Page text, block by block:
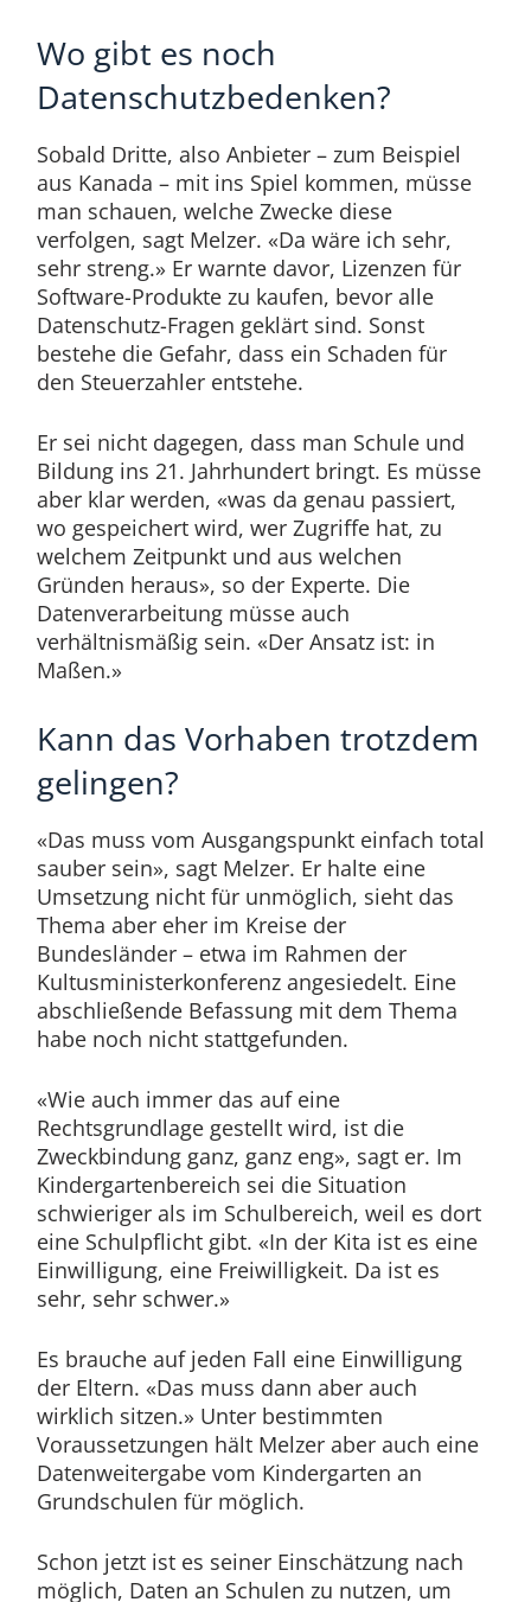
Wo gibt es noch
Datenschutzbedenken?
Sobald Dritte, also Anbieter – zum Beispiel
aus Kanada – mit ins Spiel kommen, müsse
man schauen, welche Zwecke diese
verfolgen, sagt Melzer. «Da wäre ich sehr,
sehr streng.» Er warnte davor, Lizenzen für
Software-Produkte zu kaufen, bevor alle
Datenschutz-Fragen geklärt sind. Sonst
bestehe die Gefahr, dass ein Schaden für
den Steuerzahler entstehe.
Er sei nicht dagegen, dass man Schule und
Bildung ins 21. Jahrhundert bringt. Es müsse
aber klar werden, «was da genau passiert,
wo gespeichert wird, wer Zugriffe hat, zu
welchem Zeitpunkt und aus welchen
Gründen heraus», so der Experte. Die
Datenverarbeitung müsse auch
verhältnismäßig sein. «Der Ansatz ist: in
Maßen.»
Kann das Vorhaben trotzdem
gelingen?
«Das muss vom Ausgangspunkt einfach total
sauber sein», sagt Melzer. Er halte eine
Umsetzung nicht für unmöglich, sieht das
Thema aber eher im Kreise der
Bundesländer – etwa im Rahmen der
Kultusministerkonferenz angesiedelt. Eine
abschließende Befassung mit dem Thema
habe noch nicht stattgefunden.
«Wie auch immer das auf eine
Rechtsgrundlage gestellt wird, ist die
Zweckbindung ganz, ganz eng», sagt er. Im
Kindergartenbereich sei die Situation
schwieriger als im Schulbereich, weil es dort
eine Schulpflicht gibt. «In der Kita ist es eine
Einwilligung, eine Freiwilligkeit. Da ist es
sehr, sehr schwer.»
Es brauche auf jeden Fall eine Einwilligung
der Eltern. «Das muss dann aber auch
wirklich sitzen.» Unter bestimmten
Voraussetzungen hält Melzer aber auch eine
Datenweitergabe vom Kindergarten an
Grundschulen für möglich.
Schon jetzt ist es seiner Einschätzung nach
möglich, Daten an Schulen zu nutzen, um